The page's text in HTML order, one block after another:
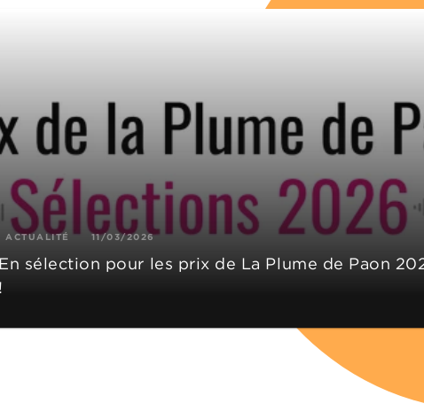
ACTUALITÉ 11/03/2026
En sélection pour les prix de La Plume de Paon
!